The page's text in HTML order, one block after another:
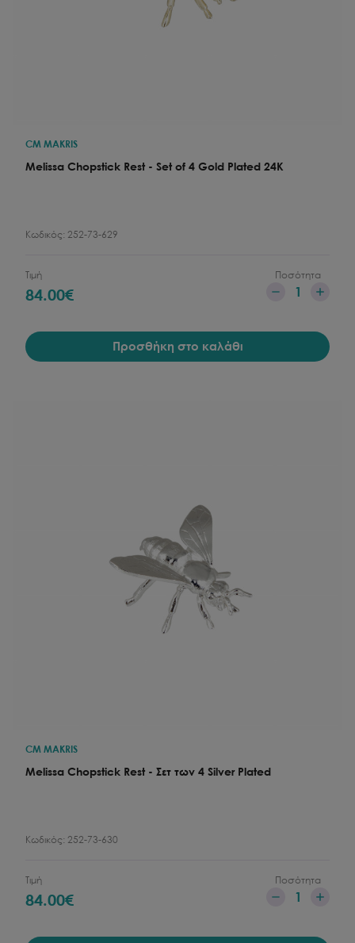
CM MAKRIS
Melissa Chopstick Rest - Set of 4 Gold Plated 24K
Κωδικός: 252-73-629
Τιμή
84.00€
Ποσότητα
1
Προσθήκη στο καλάθι
CM MAKRIS
Melissa Chopstick Rest - Σετ των 4 Silver Plated
Κωδικός: 252-73-630
Τιμή
84.00€
Ποσότητα
1